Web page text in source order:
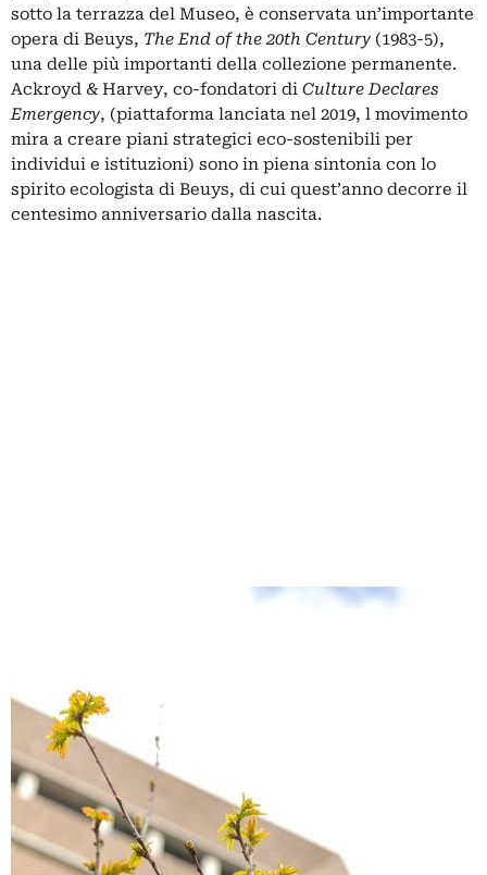
sotto la terrazza del Museo, è conservata un’importante
opera di Beuys, The End of the 20th Century (1983-5),
una delle più importanti della collezione permanente.
Ackroyd & Harvey, co-fondatori di Culture Declares
Emergency, (piattaforma lanciata nel 2019, l movimento
mira a creare piani strategici eco-sostenibili per
individui e istituzioni) sono in piena sintonia con lo
spirito ecologista di Beuys, di cui quest’anno decorre il
centesimo anniversario dalla nascita.